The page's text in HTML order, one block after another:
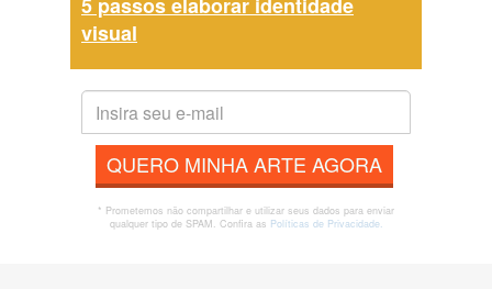
visual
QUERO MINHA ARTE AGORA
* Prometemos não compartilhar e utilizar seus dados para enviar
qualquer tipo de SPAM. Confira as Políticas de Privacidade.